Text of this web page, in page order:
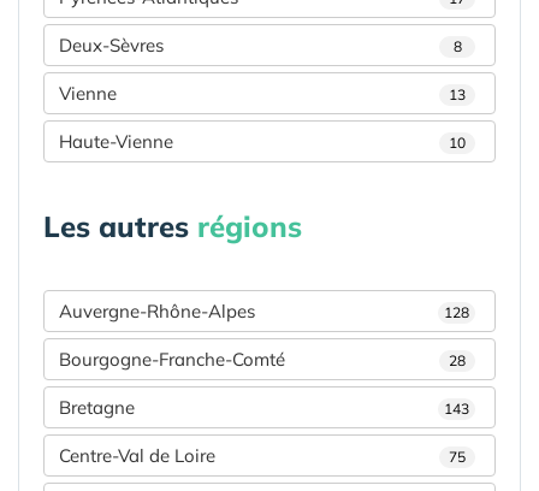
Deux-Sèvres 8
Vienne 13
Haute-Vienne 10
Les autres régions
Auvergne-Rhône-Alpes 128
Bourgogne-Franche-Comté 28
Bretagne 143
Centre-Val de Loire 75